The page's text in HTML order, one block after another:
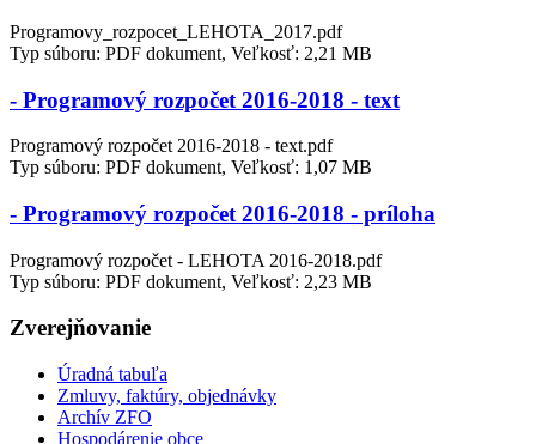
Programovy_rozpocet_LEHOTA_2017.pdf
Typ súboru: PDF dokument, Veľkosť: 2,21 MB
- Programový rozpočet 2016-2018 - text
Programový rozpočet 2016-2018 - text.pdf
Typ súboru: PDF dokument, Veľkosť: 1,07 MB
- Programový rozpočet 2016-2018 - príloha
Programový rozpočet - LEHOTA 2016-2018.pdf
Typ súboru: PDF dokument, Veľkosť: 2,23 MB
Zverejňovanie
Úradná tabuľa
Zmluvy, faktúry, objednávky
Archív ZFO
Hospodárenie obce